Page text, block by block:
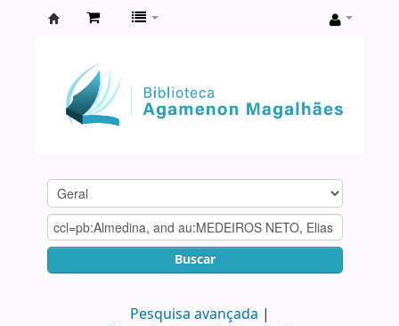
Agamenon
Magalhães
Buscar
Pesquisa avançada